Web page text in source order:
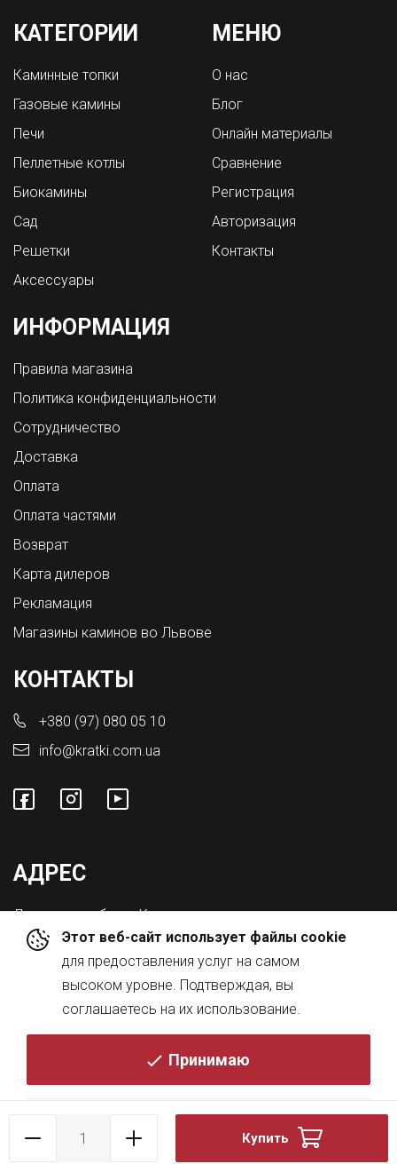
Этот веб-сайт использует файлы cookie
для предоставления услуг на самом
высоком уровне. Подтверждая, вы
соглашаетесь на их использование.
Принимаю
Купить
КАТЕГОРИИ
Каминные топки
Газовые камины
Печи
Пеллетные котлы
Биокамины
Сад
Решетки
Аксессуары
МЕНЮ
О нас
Блог
Онлайн материалы
Сравнение
Регистрация
Авторизация
Контакты
ИНФОРМАЦИЯ
Правила магазина
Политика конфиденциальности
Сотрудничество
Доставка
Оплата
Оплата частями
Возврат
Карта дилеров
Рекламация
Магазины каминов во Львове
КОНТАКТЫ
+380 (97) 080 05 10
info@kratki.com.ua
АДРЕС
Львовская обл., с. Конопниця,
ул. Городоцкая 8а
DESIGN BY